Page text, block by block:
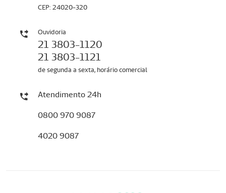
CEP: 24020-320
Ouvidoria
21 3803-1120
21 3803-1121
de segunda a sexta, horário comercial
Atendimento 24h
0800 970 9087
4020 9087